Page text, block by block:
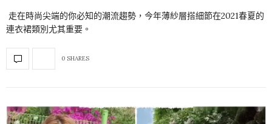
走在時尚尖端的你必知的潮流趨勢，今年薄紗層搭細節在2021春夏的
連衣裙類別尤其重要。
0 SHARES